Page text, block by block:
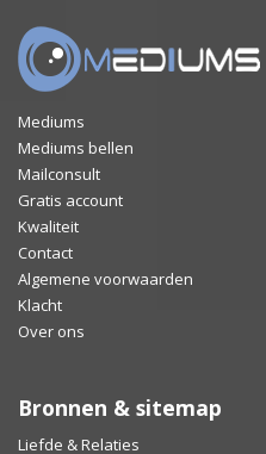
Mediums
Mediums bellen
Mailconsult
Gratis account
Kwaliteit
Contact
Algemene voorwaarden
Klacht
Over ons
Bronnen & sitemap
Liefde & Relaties